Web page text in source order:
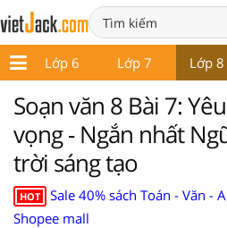
Lớp 6 Lớp 7 Lớp 8
Soạn văn 8 Bài 7:
vọng - Ngắn nhất
trời sáng tạo
HOT
Sale 40% sách Toán - Văn -
Shopee mall